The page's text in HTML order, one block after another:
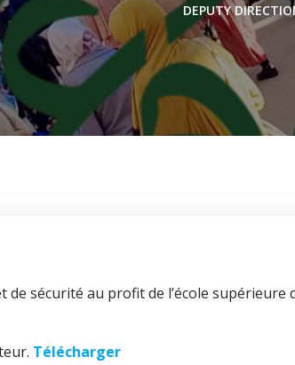
DEPUTY
sécurité au profit de l’école supérieure
Télécharger